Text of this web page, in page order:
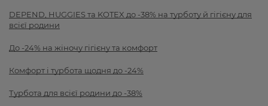
DEPEND, HUGGIES та KOTEX до -38% на турботу й гігієну для
всієї родини
До -24% на жіночу гігієну та комфорт
Комфорт і турбота щодня до -24%
Турбота для всієї родини до -38%